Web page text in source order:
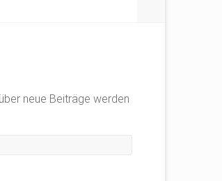
neue Beiträge werden